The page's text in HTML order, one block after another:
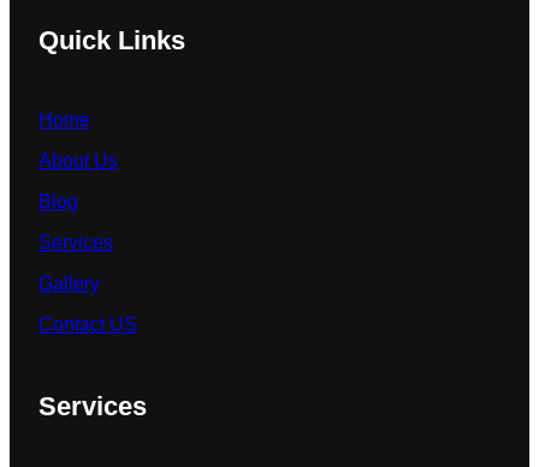
Quick Links
Home
About Us
Blog
Services
Gallery
Contact US
Services